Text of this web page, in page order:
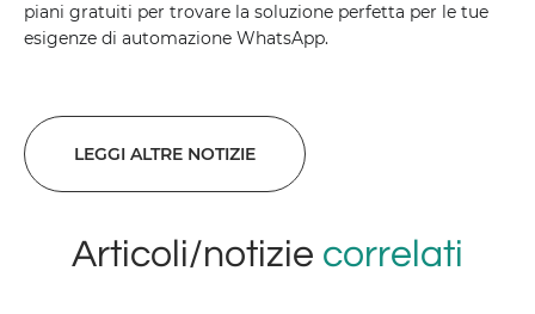
piani gratuiti per trovare la soluzione perfetta per le tue
esigenze di automazione WhatsApp.
LEGGI ALTRE NOTIZIE
Articoli/notizie correlati